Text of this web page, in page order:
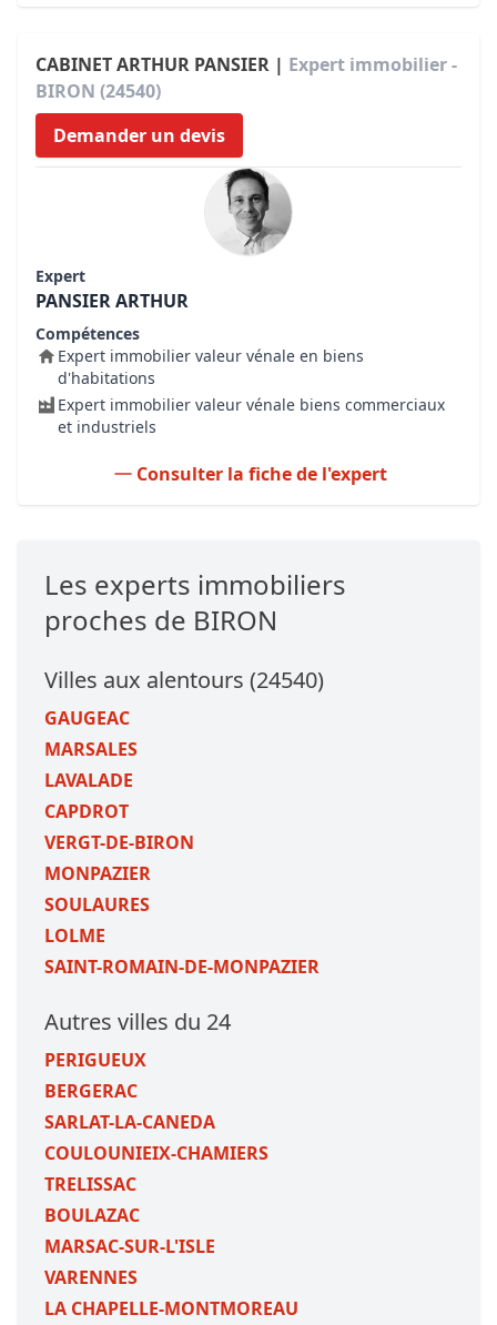
CABINET ARTHUR PANSIER | Expert immobilier -
BIRON (24540)
Demander un devis
Expert
PANSIER ARTHUR
Compétences
Expert immobilier valeur vénale en biens
d'habitations
Expert immobilier valeur vénale biens commerciaux
et industriels
Consulter la fiche de l'expert
Les experts immobiliers
proches de BIRON
Villes aux alentours (24540)
GAUGEAC
MARSALES
LAVALADE
CAPDROT
VERGT-DE-BIRON
MONPAZIER
SOULAURES
LOLME
SAINT-ROMAIN-DE-MONPAZIER
Autres villes du 24
PERIGUEUX
BERGERAC
SARLAT-LA-CANEDA
COULOUNIEIX-CHAMIERS
TRELISSAC
BOULAZAC
MARSAC-SUR-L'ISLE
VARENNES
LA CHAPELLE-MONTMOREAU